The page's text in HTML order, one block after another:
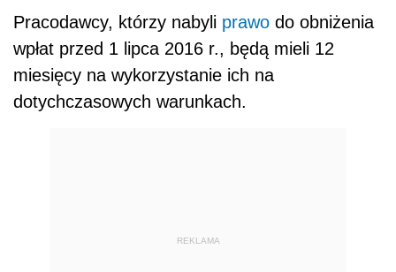
Pracodawcy, którzy nabyli prawo do obniżenia
wpłat przed 1 lipca 2016 r., będą mieli 12
miesięcy na wykorzystanie ich na
dotychczasowych warunkach.
REKLAMA